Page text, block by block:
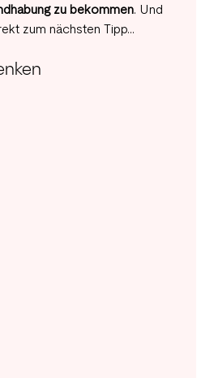
zu bekommen. Und
zum nächsten Tipp...